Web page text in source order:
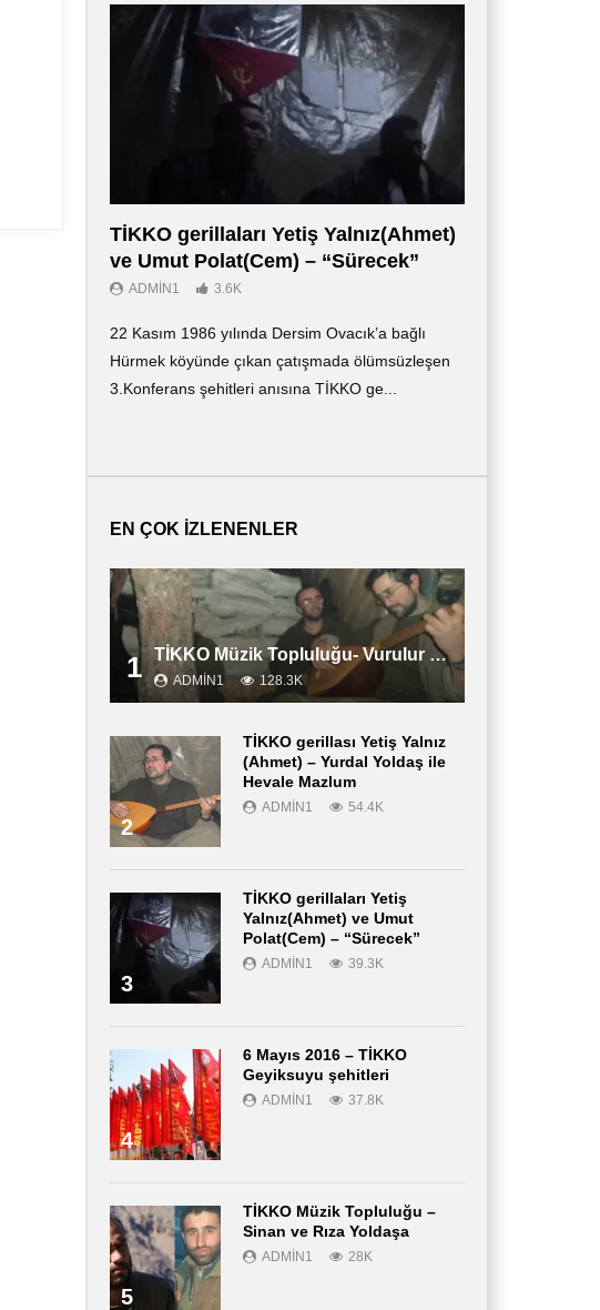
TİKKO gerillaları Yetiş Yalnız(Ahmet)
ve Umut Polat(Cem) – “Sürecek”
ADMIN1 3.6K
22 Kasım 1986 yılında Dersim Ovacık’a bağlı
Hürmek köyünde çıkan çatışmada ölümsüzleşen
3.Konferans şehitleri anısına TİKKO ge...
EN ÇOK İZLENENLER
1 TİKKO Müzik Topluluğu- Vurulur Vali
ADMIN1 128.3K
2
TİKKO gerillası Yetiş Yalnız
(Ahmet) – Yurdal Yoldaş ile
Hevale Mazlum
ADMIN1 54.4K
3
TİKKO gerillaları Yetiş
Yalnız(Ahmet) ve Umut
Polat(Cem) – “Sürecek”
ADMIN1 39.3K
4
6 Mayıs 2016 – TİKKO
Geyiksuyu şehitleri
ADMIN1 37.8K
5
TİKKO Müzik Topluluğu –
Sinan ve Rıza Yoldaşa
ADMIN1 28K